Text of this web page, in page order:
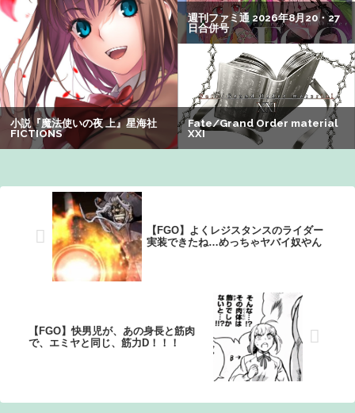
【悲報】Z世代の身長低下の理由、ついに判明かｗｗｗｗ：
26/08/02のニュース
ぐらんぶる原作最新話、ヤバすぎる
夫さん、妻に「天井のシミ数えてれば終わるでな」と押し
倒されて性行為 → 凄いことになるｗｗｗｗｗ
ンから心配の声：26/08/07のニュース
【FGO】よくレジスタンスのライダー
実装できたね…めっちゃヤバイ奴やん
【FGO】快男児が、あの身長と筋肉
で、エミヤと同じ、筋力D！！！